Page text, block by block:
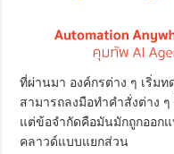
ที่ผ่านมา องค์กรต่าง ๆ เริ่มท
สามารถลงมือทำคำสั่งต่าง
แต่ข้อจำกัดคือมันมักถูกออก
คลาวด์แบบแยกส่วน